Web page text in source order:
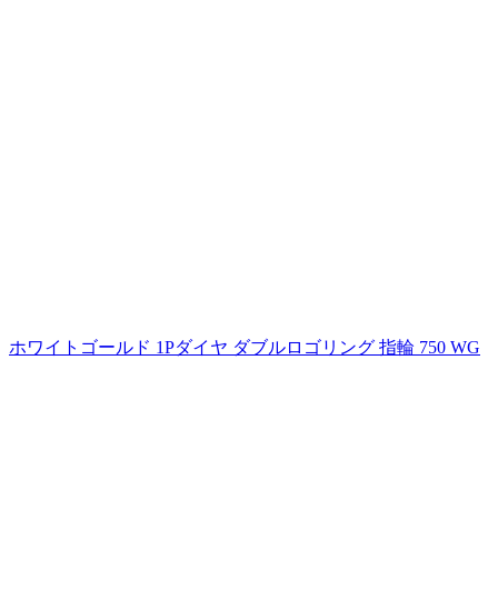
ホワイトゴールド 1Pダイヤ ダブルロゴリング 指輪 750 WG